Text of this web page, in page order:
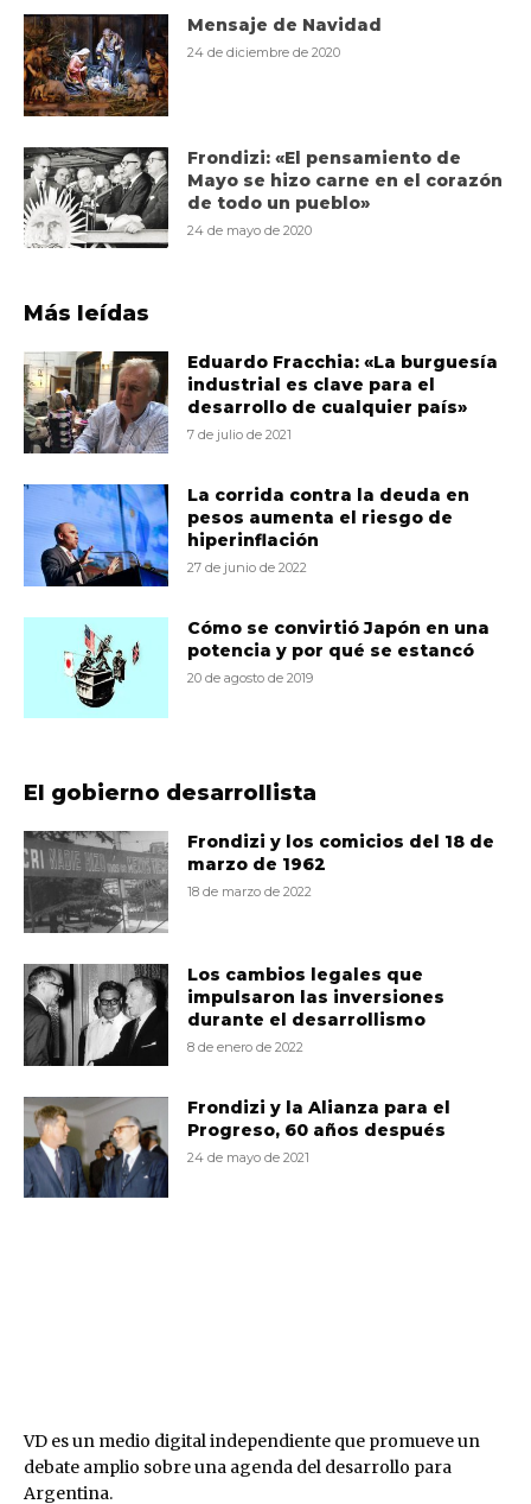
Mensaje de Navidad
24 de diciembre de 2020
Frondizi: «El pensamiento de
Mayo se hizo carne en el corazón
de todo un pueblo»
24 de mayo de 2020
Más leídas
Eduardo Fracchia: «La burguesía
industrial es clave para el
desarrollo de cualquier país»
7 de julio de 2021
La corrida contra la deuda en
pesos aumenta el riesgo de
hiperinflación
27 de junio de 2022
Cómo se convirtió Japón en una
potencia y por qué se estancó
20 de agosto de 2019
El gobierno desarrollista
Frondizi y los comicios del 18 de
marzo de 1962
18 de marzo de 2022
Los cambios legales que
impulsaron las inversiones
durante el desarrollismo
8 de enero de 2022
Frondizi y la Alianza para el
Progreso, 60 años después
24 de mayo de 2021
VD es un medio digital independiente que promueve un
debate amplio sobre una agenda del desarrollo para
Argentina.